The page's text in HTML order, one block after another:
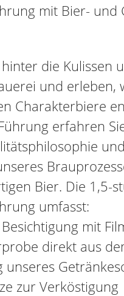
mit Bier- und
hinter die Kulissen
und erleben,
Charakterbiere
erfahren
Bier. Die 1,5-
umfasst:
mit
direkt aus
unseres
zur Verköstigung